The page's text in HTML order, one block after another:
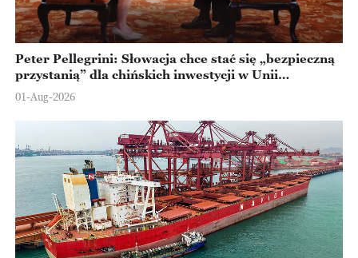
Peter Pellegrini: Słowacja chce stać się „bezpieczną
przystanią” dla chińskich inwestycji w Unii
Europejskiej
01-Aug-2026